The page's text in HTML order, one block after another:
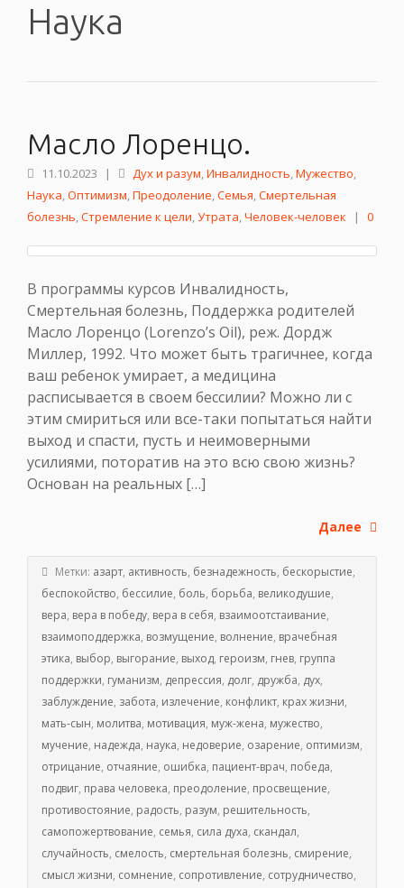
Наука
Масло Лоренцо.
11.10.2023 | Дух и разум,Инвалидность,Мужество,
Наука,Оптимизм,Преодоление,Семья,Смертельная
болезнь,Стремление к цели,Утрата,Человек-человек | 0
В программы курсов Инвалидность,
Смертельная болезнь, Поддержка родителей
Масло Лоренцо (Lorenzo’s Oil), реж. Дордж
Миллер, 1992. Что может быть трагичнее, когда
ваш ребенок умирает, а медицина
расписывается в своем бессилии? Можно ли с
этим смириться или все-таки попытаться найти
выход и спасти, пусть и неимоверными
усилиями, поторатив на это всю свою жизнь?
Основан на реальных […]
Далее
Метки: азарт, активность, безнадежность, бескорыстие,
беспокойство, бессилие, боль, борьба, великодушие,
вера, вера в победу, вера в себя, взаимоотстаивание,
взаимоподдержка, возмущение, волнение, врачебная
этика, выбор, выгорание, выход, героизм, гнев, группа
поддержки, гуманизм, депрессия, долг, дружба, дух,
заблуждение, забота, излечение, конфликт, крах жизни,
мать-сын, молитва, мотивация, муж-жена, мужество,
мучение, надежда, наука, недоверие, озарение, оптимизм,
отрицание, отчаяние, ошибка, пациент-врач, победа,
подвиг, права человека, преодоление, просвещение,
противостояние, радость, разум, решительность,
самопожертвование, семья, сила духа, скандал,
случайность, смелость, смертельная болезнь, смирение,
смысл жизни, сомнение, сопротивление, сотрудничество,